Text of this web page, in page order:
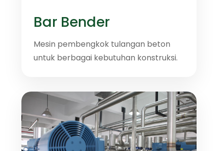
Bar Bender
Mesin pembengkok tulangan beton
untuk berbagai kebutuhan konstruksi.